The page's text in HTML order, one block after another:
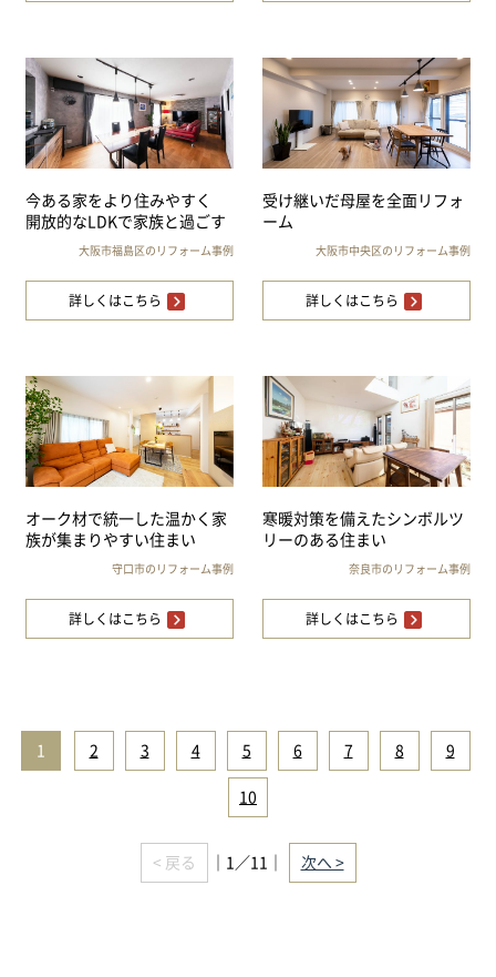
今ある家をより住みやすく
開放的なLDKで家族と過ごす
大阪市福島区のリフォーム事例
詳しくはこちら
受け継いだ母屋を全面リフォ
ーム
大阪市中央区のリフォーム事例
詳しくはこちら
オーク材で統一した温かく家
族が集まりやすい住まい
守口市のリフォーム事例
詳しくはこちら
寒暖対策を備えたシンボルツ
リーのある住まい
奈良市のリフォーム事例
詳しくはこちら
1 2 3 4 5 6 7 8 9
10
< 戻る ｜1／11｜ 次へ >